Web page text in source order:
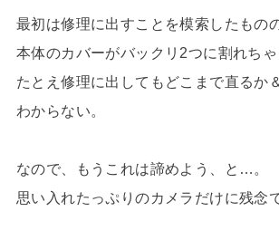
最初は修理に出すことを模索したものの
本体のカバーがバックリ2つに割れち
たとえ修理に出してもどこまで直るか
わからない。
なので、もうこれは諦めよう、と…。
思い入れたっぷりのカメラだけに残念